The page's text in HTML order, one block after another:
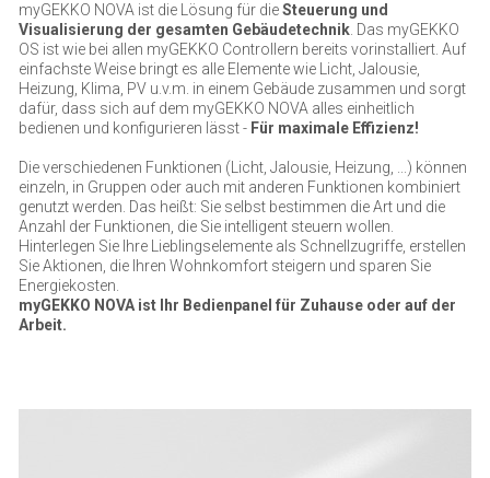
myGEKKO NOVA ist die Lösung für dieSteuerung und
Visualisierung der gesamten Gebäudetechnik. Das myGEKKO
OS ist wie bei allen myGEKKO Controllern bereits vorinstalliert. Auf
einfachste Weise bringt es alle Elemente wie Licht, Jalousie,
Heizung, Klima, PV u.v.m. in einem Gebäude zusammen und sorgt
dafür, dass sich auf dem myGEKKO NOVA alles einheitlich
bedienen und konfigurieren lässt - Für maximale Effizienz!
Die verschiedenen Funktionen (Licht, Jalousie, Heizung, ...) können
einzeln, in Gruppen oder auch mit anderen Funktionen kombiniert
genutzt werden. Das heißt: Sie selbst bestimmen die Art und die
Anzahl der Funktionen, die Sie intelligent steuern wollen.
Hinterlegen Sie Ihre Lieblingselemente als Schnellzugriffe, erstellen
Sie Aktionen, die Ihren Wohnkomfort steigern und sparen Sie
Energiekosten.
myGEKKO NOVA ist Ihr Bedienpanel für Zuhause oder auf der
Arbeit.